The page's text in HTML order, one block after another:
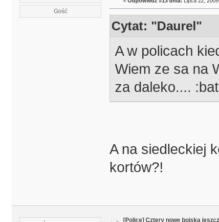
Gość
Cytat: "Daurel"
A w policach
Wiem ze sa na
za daleko....
A na siedleckiej
kortów?!
[Police] Cztery nowe boiska